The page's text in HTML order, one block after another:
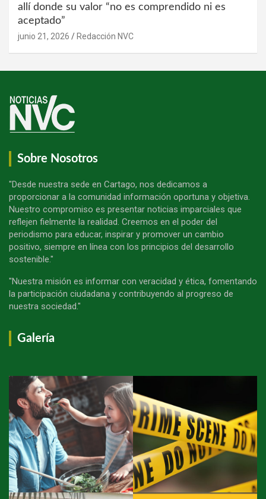
allí donde su valor “no es comprendido ni es
aceptado”
junio 21, 2026 Redacción NVC
Sobre Nosotros
"Desde nuestra sede en Cartago, nos dedicamos a
proporcionar a la comunidad información oportuna y objetiva.
Nuestro compromiso es presentar noticias imparciales que
reflejen fielmente la realidad. Creemos en el poder del
periodismo para educar, inspirar y promover un cambio
positivo, siempre en línea con los principios del desarrollo
sostenible."
"Nuestra misión es informar con veracidad y ética, fomentando
la participación ciudadana y contribuyendo al progreso de
nuestra sociedad."
Galería